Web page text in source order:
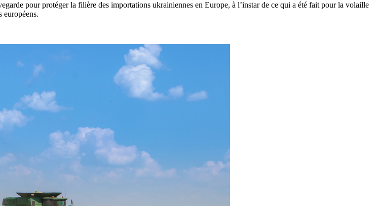
pour protéger la filière des importations ukrainiennes en Europe, à l’instar de ce qui a été fait pour la volaille
européens.